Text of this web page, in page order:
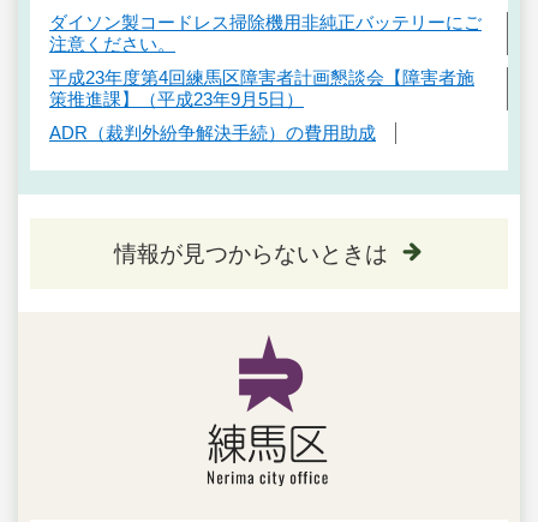
ダイソン製コードレス掃除機用非純正バッテリーにご
注意ください。
平成23年度第4回練馬区障害者計画懇談会【障害者施
策推進課】（平成23年9月5日）
ADR（裁判外紛争解決手続）の費用助成
情報が見つからないときは